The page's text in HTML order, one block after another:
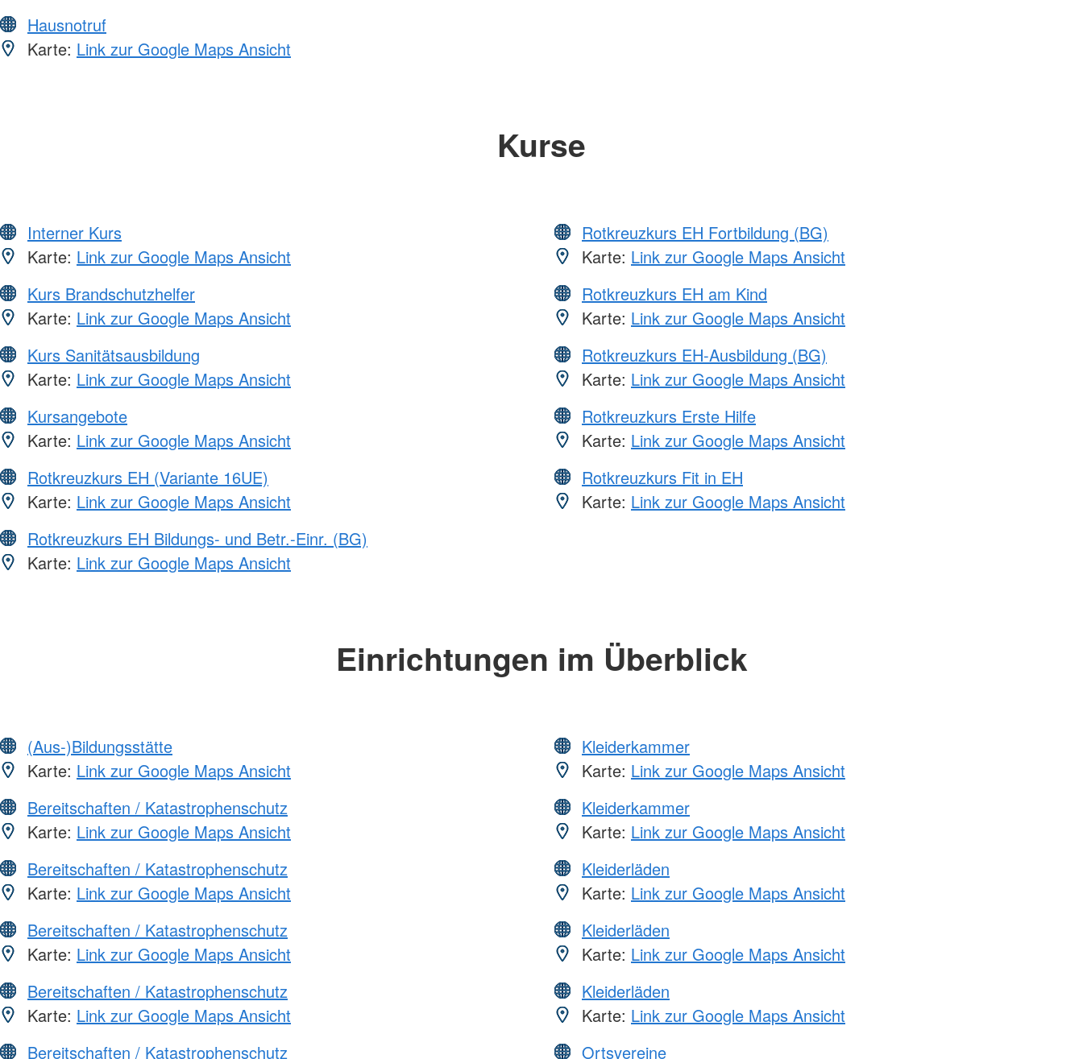
Hausnotruf
Karte: Link zur Google Maps Ansicht
Kurse
Interner Kurs
Karte: Link zur Google Maps Ansicht
Kurs Brandschutzhelfer
Karte: Link zur Google Maps Ansicht
Kurs Sanitätsausbildung
Karte: Link zur Google Maps Ansicht
Kursangebote
Karte: Link zur Google Maps Ansicht
Rotkreuzkurs EH (Variante 16UE)
Karte: Link zur Google Maps Ansicht
Rotkreuzkurs EH Bildungs- und Betr.-Einr. (BG)
Karte: Link zur Google Maps Ansicht
Rotkreuzkurs EH Fortbildung (BG)
Karte: Link zur Google Maps Ansicht
Rotkreuzkurs EH am Kind
Karte: Link zur Google Maps Ansicht
Rotkreuzkurs EH-Ausbildung (BG)
Karte: Link zur Google Maps Ansicht
Rotkreuzkurs Erste Hilfe
Karte: Link zur Google Maps Ansicht
Rotkreuzkurs Fit in EH
Karte: Link zur Google Maps Ansicht
Einrichtungen im Überblick
(Aus-)Bildungsstätte
Karte: Link zur Google Maps Ansicht
Bereitschaften / Katastrophenschutz
Karte: Link zur Google Maps Ansicht
Bereitschaften / Katastrophenschutz
Karte: Link zur Google Maps Ansicht
Bereitschaften / Katastrophenschutz
Karte: Link zur Google Maps Ansicht
Bereitschaften / Katastrophenschutz
Karte: Link zur Google Maps Ansicht
Bereitschaften / Katastrophenschutz
Kleiderkammer
Karte: Link zur Google Maps Ansicht
Kleiderkammer
Karte: Link zur Google Maps Ansicht
Kleiderläden
Karte: Link zur Google Maps Ansicht
Kleiderläden
Karte: Link zur Google Maps Ansicht
Kleiderläden
Karte: Link zur Google Maps Ansicht
Ortsvereine